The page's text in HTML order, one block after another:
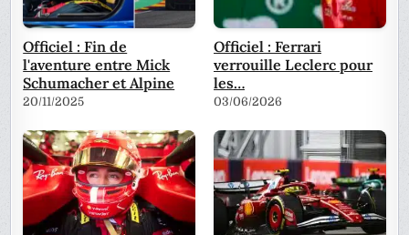
Officiel : Fin de
l'aventure entre Mick
Schumacher et Alpine
20/11/2025
Officiel : Ferrari
verrouille Leclerc pour
les…
03/06/2026